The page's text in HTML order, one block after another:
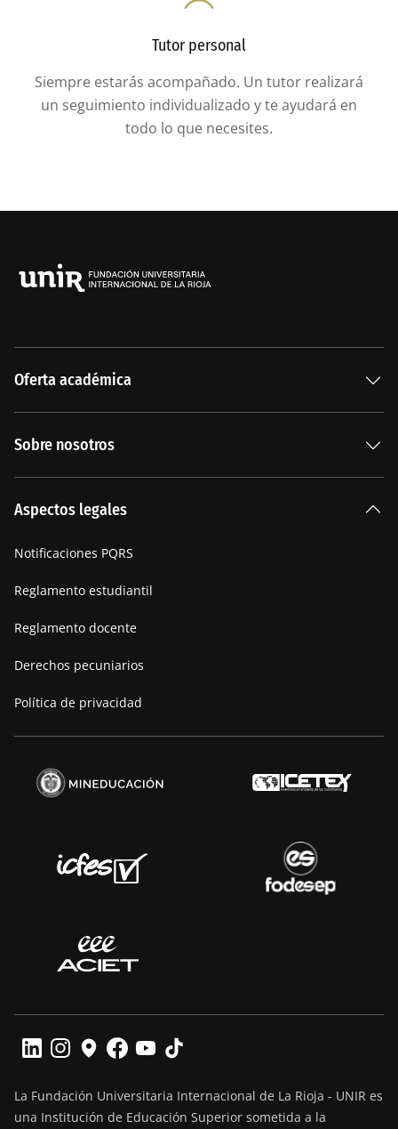
Tutor personal
Siempre estarás acompañado. Un tutor realizará
un seguimiento individualizado y te ayudará en
todo lo que necesites.
Oferta académica
Sobre nosotros
Manifiesto
Aspectos legales
Notificaciones PQRS
Reglamento estudiantil
Reglamento docente
Derechos pecuniarios
Política de privacidad
La Fundación Universitaria Internacional de La Rioja - UNIR es
una Institución de Educación Superior sometida a la